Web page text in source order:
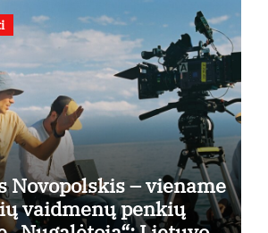
Novopolskis – viename
vaidmenų penkių